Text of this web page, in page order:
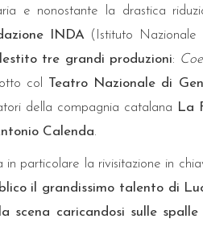
e nonostante la drastica
INDA(Istituto Nazionale
tre grandi produzioni:
col Teatro Nazionale di
della compagnia catalana La
Calenda.
in particolare la rivisitazione in
il grandissimo talento di
scena caricandosi sulle
15 aprile si inaugura la Porta